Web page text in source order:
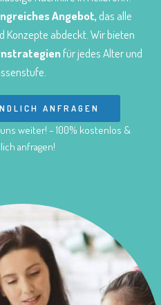
Angebot, das alle
Konzepte abdeckt. Wir bieten
für jedes Alter und
ANFRAGEN
weiter! – 100% kostenlos &
anfragen!